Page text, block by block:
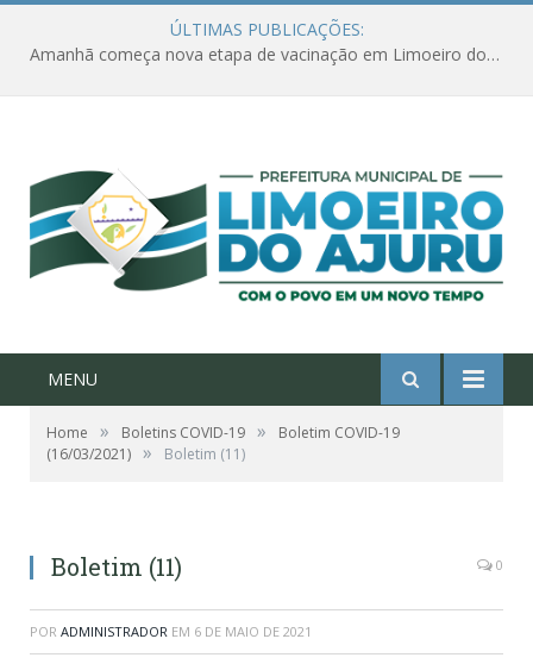
ÚLTIMAS PUBLICAÇÕES:
Amanhã começa nova etapa de vacinação em Limoeiro do Ajuru para idosos com 65 ou mais
MENU
Home » Boletins COVID-19 »
Boletim COVID-19
(16/03/2021) » Boletim (11)
Boletim (11) 0
POR ADMINISTRADOR EM 6 DE MAIO DE 2021